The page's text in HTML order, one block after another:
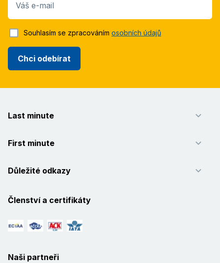
Váš e-mail
Chci odebírat
Souhlasím se zpracováním osobních údajů
Last minute
First minute
Důležité odkazy
Členství a certifikáty
Naši partneři